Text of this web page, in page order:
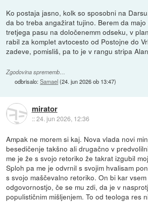
Ko postaja jasno, kolk so sposobni na
da bo treba angažirat tujino. Berem da
tretjega pasu na določenemm odseku, v
rabil za komplet avtocesto od Postojne do
zadeve, pomisliš, pa to je v rangu stripa
Zgodovina sprememb…
odbrisalo:Samael(24. jun 2026 ob 13:47)
mirator
::24. jun 2026, 12:36
Ampak ne morem si kaj. Nova vlada novi
besedičenje takšno ali drugačno v
me je že s svojo retoriko že takrat izgubil
Sploh pa me je odvrnil s svojim hvalisam
s svojo maščevalno retoriko. On bi kar
odgovornostjo, če se mu zdi, da je v
populističnim mišljenjem. To od teologa res